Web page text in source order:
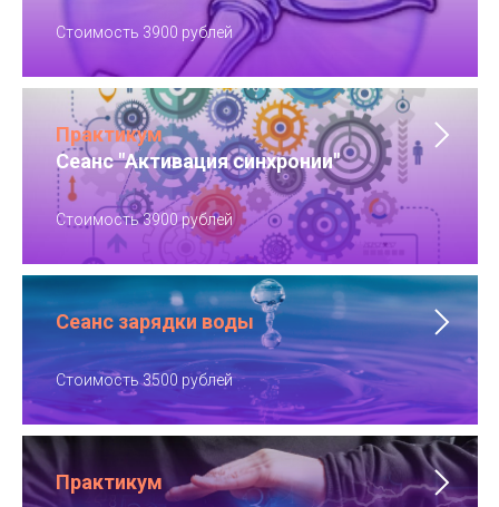
Стоимость 3900 рублей
Практикум
Сеанс "Активация синхронии"
Стоимость 3900 рублей
Сеанс зарядки воды
Стоимость 3500 рублей
Практикум